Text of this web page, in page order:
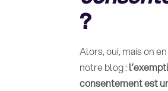
?
Alors, oui, mais on
notre blog :
consentement est